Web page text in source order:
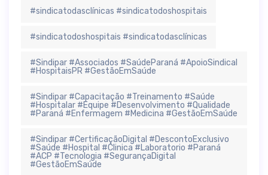
#sindicatodasclínicas #sindicatodoshospitais
#sindicatodoshospitais #sindicatodasclínicas
#Sindipar #Associados #SaúdeParaná #ApoioSindical
#HospitaisPR #GestãoEmSaúde
#Sindipar #Capacitação #Treinamento #Saúde
#Hospitalar #Equipe #Desenvolvimento #Qualidade
#Paraná #Enfermagem #Medicina #GestãoEmSaúde
#Sindipar #CertificaçãoDigital #DescontoExclusivo
#Saúde #Hospital #Clinica #Laboratorio #Paraná
#ACP #Tecnologia #SegurançaDigital
#GestãoEmSaúde